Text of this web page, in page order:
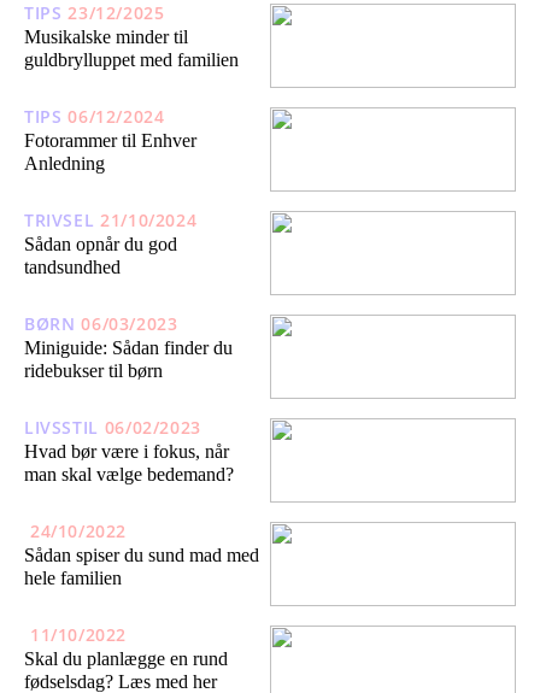
TIPS 23/12/2025
Musikalske minder til
guldbrylluppet med familien
TIPS 06/12/2024
Fotorammer til Enhver
Anledning
TRIVSEL 21/10/2024
Sådan opnår du god
tandsundhed
BØRN 06/03/2023
Miniguide: Sådan finder du
ridebukser til børn
LIVSSTIL 06/02/2023
Hvad bør være i fokus, når
man skal vælge bedemand?
24/10/2022
Sådan spiser du sund mad med
hele familien
11/10/2022
Skal du planlægge en rund
fødselsdag? Læs med her